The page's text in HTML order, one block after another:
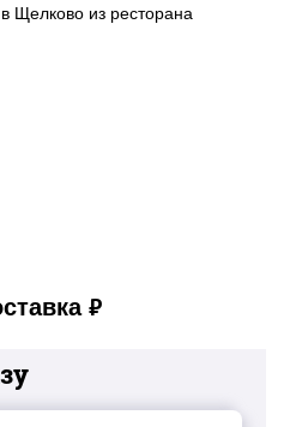
Щелково из ресторана
руб